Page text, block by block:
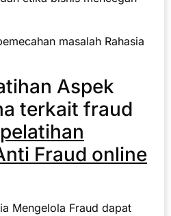
masalah Rahasia
Aspek
terkait fraud
pelatihan
Fraud online
Mengelola Fraud dapat